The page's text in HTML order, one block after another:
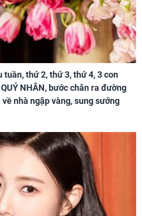
tuần, thứ 2, thứ 3, thứ 4, 3 con
NHÂN, bước chân ra đường
nhà ngập vàng, sung sướng